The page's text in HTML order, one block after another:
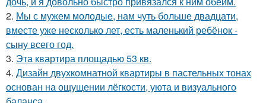
2. Мы с мужем молодые, нам чуть больше двадцати,
вместе уже несколько лет, есть маленький ребёнок -
сыну всего год.
3. Эта квартира площадью 53 кв.
4. Дизайн двухкомнатной квартиры в пастельных тонах
основан на ощущении лёгкости, уюта и визуального